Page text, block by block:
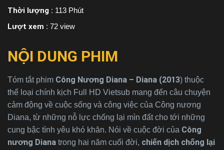
Thời lượng : 113 Phút
Lượt xem : 72 view
NỘI DUNG PHIM
Tóm tắt phim Công Nương Diana – Diana (2013) thuộc
thể loại chính kịch Full HD Vietsub mang đến câu chuyện
cảm động về cuộc sống và công việc của Công nương
Diana, từ những nỗ lực chống lại mìn đất cho tới những
cung bậc tình yêu khó khăn. Nói về cuộc đời của Công
nương Diana trong hai năm cuối đời, chiến dịch chống lại